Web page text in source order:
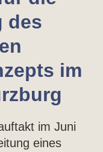
des
im
im Juni
eines